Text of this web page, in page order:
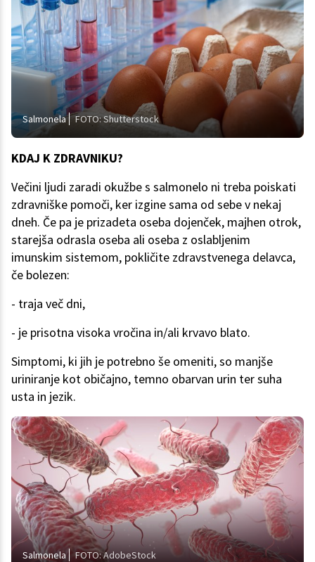
Salmonela FOTO: Shutterstock
KDAJ K ZDRAVNIKU?
Večini ljudi zaradi okužbe s salmonelo ni treba poiskati
zdravniške pomoči, ker izgine sama od sebe v nekaj
dneh. Če pa je prizadeta oseba dojenček, majhen otrok,
starejša odrasla oseba ali oseba z oslabljenim
imunskim sistemom, pokličite zdravstvenega delavca,
če bolezen:
- traja več dni,
- je prisotna visoka vročina in/ali krvavo blato.
Simptomi, ki jih je potrebno še omeniti, so manjše
uriniranje kot običajno, temno obarvan urin ter suha
usta in jezik.
Salmonela FOTO: AdobeStock